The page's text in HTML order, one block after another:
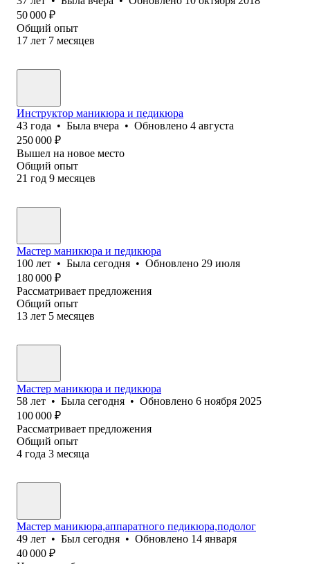
50 000 ₽
Общий опыт
17 лет 7 месяцев
Инструктор маникюра и педикюра
43 года • Была вчера • Обновлено 4 августа
250 000 ₽
Вышел на новое место
Общий опыт
21 год 9 месяцев
Мастер маникюра и педикюра
100 лет • Была сегодня • Обновлено 29 июля
180 000 ₽
Рассматривает предложения
Общий опыт
13 лет 5 месяцев
Мастер маникюра и педикюра
58 лет • Была сегодня • Обновлено 6 ноября 2025
100 000 ₽
Рассматривает предложения
Общий опыт
4 года 3 месяца
Мастер маникюра,аппаратного педикюра,подолог
49 лет • Был сегодня • Обновлено 14 января
40 000 ₽